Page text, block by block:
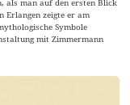
Erlangen zeigte er am
Symbole
mit Zimmermann